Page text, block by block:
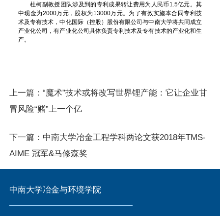
杜柯副教授团队涉及到的专利成果转让费用为人民币1.5亿元。其
中现金为2000万元，股权为13000万元。为了有效实施本合同专利技
术及专有技术，中化国际（控股）股份有限公司与中南大学将共同成立
产业化公司，有产业化公司具体负责专利技术及专有技术的产业化和生
产。
上一篇：“魔术”技术或将改写世界锂产能：它让企业甘
冒风险“赌”上一个亿
下一篇： 中南大学冶金工程学科两论文获2018年TMS-
AIME 冠军&马修森奖
中南大学冶金与环境学院